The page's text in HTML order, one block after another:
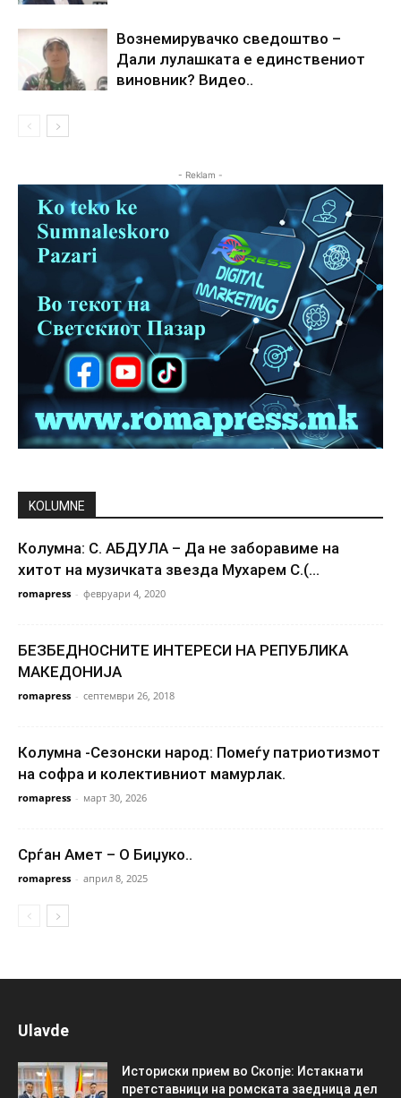
Вознемирувачко сведоштво –
Дали лулашката е единствениот
виновник? Видео..
- Reklam -
KOLUMNE
Колумна: С. АБДУЛА – Да не заборавиме на
хитот на музичката звезда Мухарем С.(...
romapress - февруари 4, 2020
БЕЗБЕДНОСНИТЕ ИНТЕРЕСИ НА РЕПУБЛИКА
МАКЕДОНИЈА
romapress - септември 26, 2018
Колумна -Сезонски народ: Помеѓу патриотизмот
на софра и колективниот мамурлак.
romapress - март 30, 2026
Срѓан Амет – О Биџуко..
romapress - април 8, 2025
Ulavde
Историски прием во Скопје: Истакнати
претставници на ромската заедница дел